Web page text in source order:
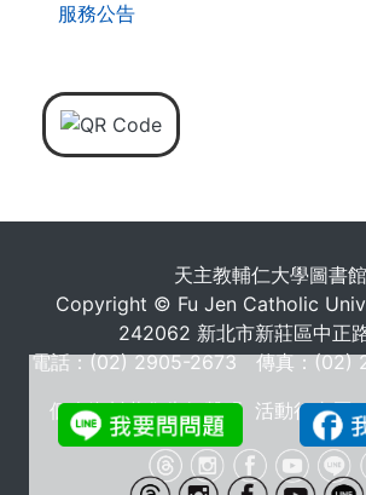
服務公告
天主教輔仁大學圖書館
Copyright © Fu Jen Catholic
242062 新北市新莊區中正
電話：(02) 2905-2673 傳真：
個人資料蒐集告知聲明 活動行事曆